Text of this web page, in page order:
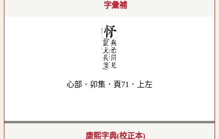
字彙補
心部．卯集．頁71．上左
康熙字典(校正本)